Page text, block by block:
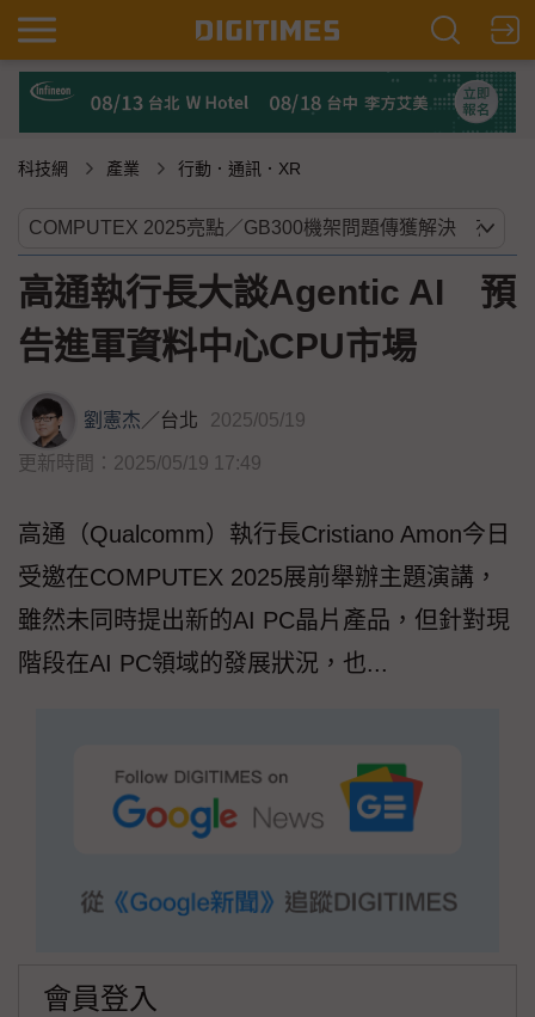
科技網 產業 行動．通訊．XR
高通執行長大談Agentic AI 預
告進軍資料中心CPU市場
劉憲杰／台北 2025/05/19
更新時間：2025/05/19 17:49
高通（Qualcomm）執行長Cristiano Amon今日
受邀在COMPUTEX 2025展前舉辦主題演講，
雖然未同時提出新的AI PC晶片產品，但針對現
階段在AI PC領域的發展狀況，也...
會員登入